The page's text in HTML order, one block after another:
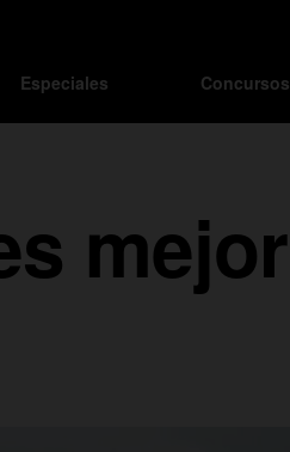
Especiales Concursos
mejor